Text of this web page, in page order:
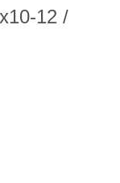
12 /